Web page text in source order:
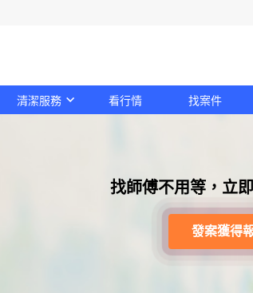
清潔服務 看行情 找案件
找師傅不用等，立
發案獲得